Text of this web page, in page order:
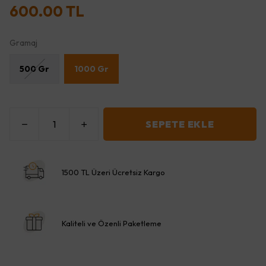
600.00 TL
Gramaj
500 Gr 1000 Gr
SEPETE EKLE
1500 TL Üzeri Ücretsiz Kargo
Kaliteli ve Özenli Paketleme